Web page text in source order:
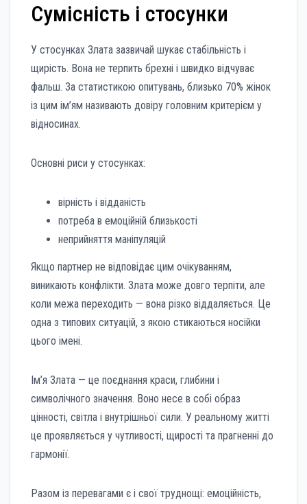
Сумісність і стосунки
У стосунках Злата зазвичай шукає стабільність і
щирість. Вона не терпить брехні і швидко відчуває
фальш. За статистикою опитувань, близько 70% жінок
із цим ім’ям називають довіру головним критерієм у
відносинах.
Основні риси у стосунках:
вірність і відданість
потреба в емоційній близькості
неприйняття маніпуляцій
Якщо партнер не відповідає цим очікуванням,
виникають конфлікти. Злата може довго терпіти, але
коли межа переходить — вона різко віддаляється. Це
одна з типових ситуацій, з якою стикаються носійки
цього імені.
Ім’я Злата — це поєднання краси, глибини і
символічного значення. Воно несе в собі образ
цінності, світла і внутрішньої сили. У реальному житті
це проявляється у чутливості, щирості та прагненні до
гармонії.
Разом із перевагами є і свої труднощі: емоційність,